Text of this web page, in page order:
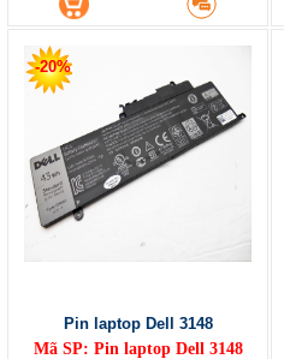
-20%
Pin laptop Dell 3148
Mã SP: Pin laptop Dell 3148